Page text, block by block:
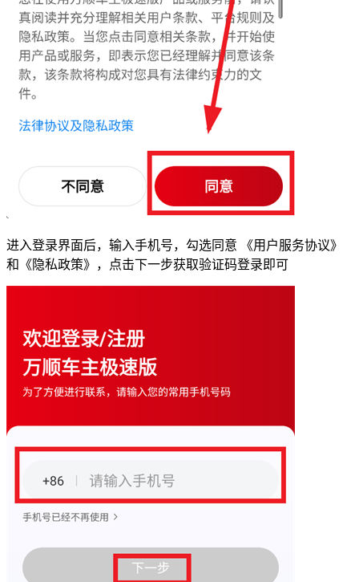
进入登录界面后，输入手机号，勾选同意 《用户服务协议》
和《隐私政策》，点击下一步获取验证码登录即可